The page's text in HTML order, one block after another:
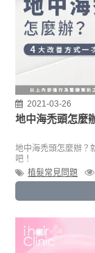
2021-03-26
地中海禿頭怎麼
地中海禿頭怎麼辦？
吧！
植髮常見問題